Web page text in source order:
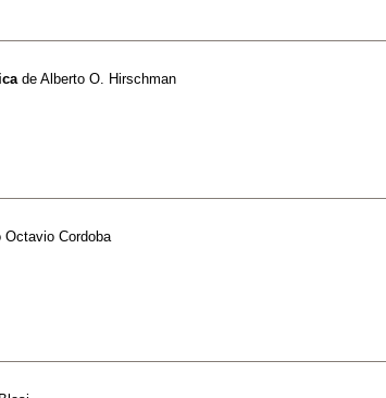
de Alberto O. Hirschman
Octavio Cordoba